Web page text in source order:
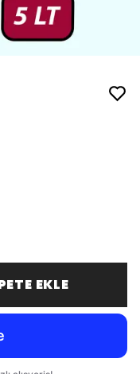
EKLE